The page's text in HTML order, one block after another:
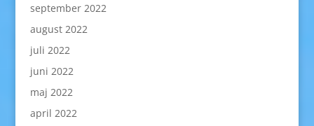
september 2022
august 2022
juli 2022
juni 2022
maj 2022
april 2022